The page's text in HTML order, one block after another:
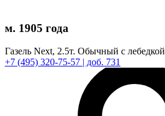
м. 1905 года
Газель Next, 2.5т. Обычный с лебедкой
+7 (495) 320-75-57 | доб. 731